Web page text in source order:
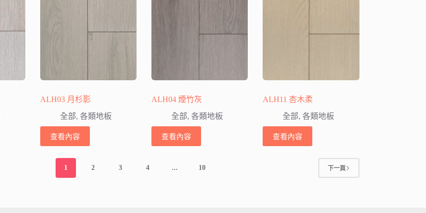
ALH03 月杉影
全部, 各類地板
查看內容
ALH04 煙竹灰
全部, 各類地板
查看內容
ALH11 杏木柔
全部,各類地板
查看內容
1 2 3 4 ... 10 下一頁